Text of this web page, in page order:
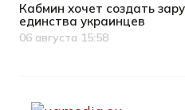
Кабмин хочет создать
единства украинцев
Дата публикации
06 августа 15:58